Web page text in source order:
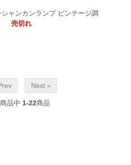
ャンカンランプ ビンテージ調
売切れ
Next »
商品中 1-22商品